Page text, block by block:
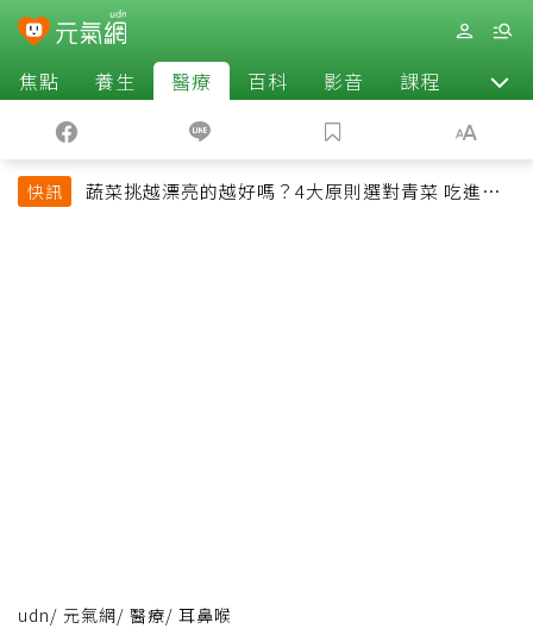
焦點 養生 醫療 百科 影音 課程 退休
快訊
蔬菜挑越漂亮的越好嗎？4大原則選對青菜 吃進纖
udn/ 元氣網/ 醫療/ 耳鼻喉